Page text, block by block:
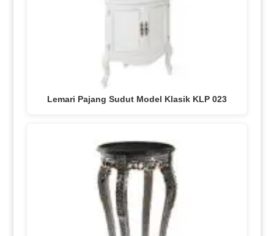
Lemari Pajang Sudut Model Klasik KLP 023